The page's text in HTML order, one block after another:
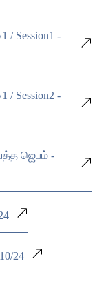
Session1 -
Session2 -
ஜெபம் -
24